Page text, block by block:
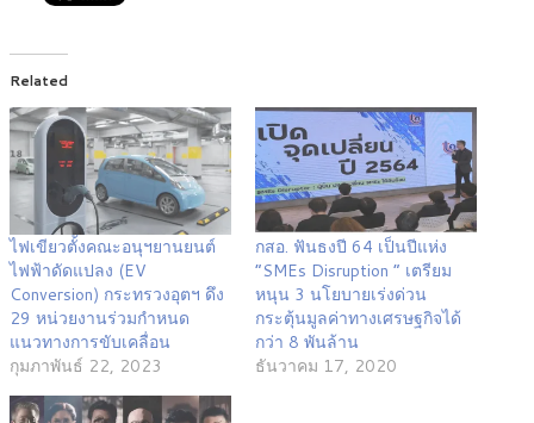
Related
ไฟเขียวตั้งคณะอนุฯยานยนต์
ไฟฟ้าดัดแปลง (EV
Conversion) กระทรวงอุตฯ ดึง
29 หน่วยงานร่วมกำหนด
แนวทางการขับเคลื่อน
กุมภาพันธ์ 22, 2023
กสอ. ฟันธงปี 64 เป็นปีแห่ง
“SMEs Disruption ” เตรียม
หนุน 3 นโยบายเร่งด่วน
กระตุ้นมูลค่าทางเศรษฐกิจได้
กว่า 8 พันล้าน
ธันวาคม 17, 2020